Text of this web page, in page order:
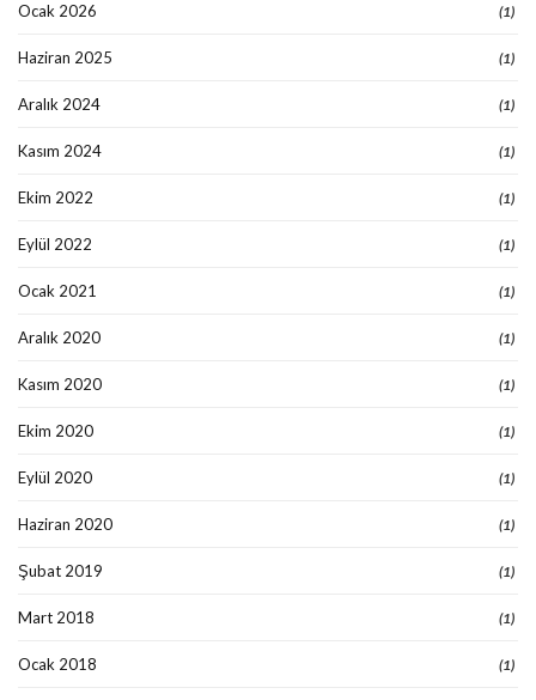
Ocak 2026 (1)
Haziran 2025 (1)
Aralık 2024 (1)
Kasım 2024 (1)
Ekim 2022 (1)
Eylül 2022 (1)
Ocak 2021 (1)
Aralık 2020 (1)
Kasım 2020 (1)
Ekim 2020 (1)
Eylül 2020 (1)
Haziran 2020 (1)
Şubat 2019 (1)
Mart 2018 (1)
Ocak 2018 (1)